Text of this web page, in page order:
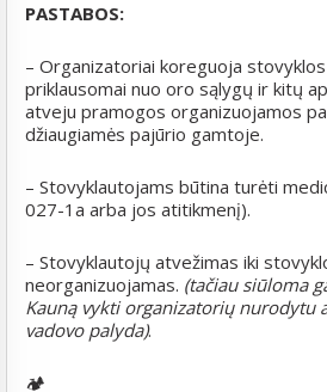
PASTABOS:
– Organizatoriai koreguoja
priklausomai nuo oro sąlygų ir kitų
atveju pramogos organizuojamos
džiaugiamės pajūrio gamtoje.
– Stovyklautojams būtina turėti
027-1a arba jos atitikmenį).
– Stovyklautojų atvežimas iki
neorganizuojamas. (tačiau siūloma
Kauną vykti organizatorių nurodytu
vadovo palyda).
🏕️